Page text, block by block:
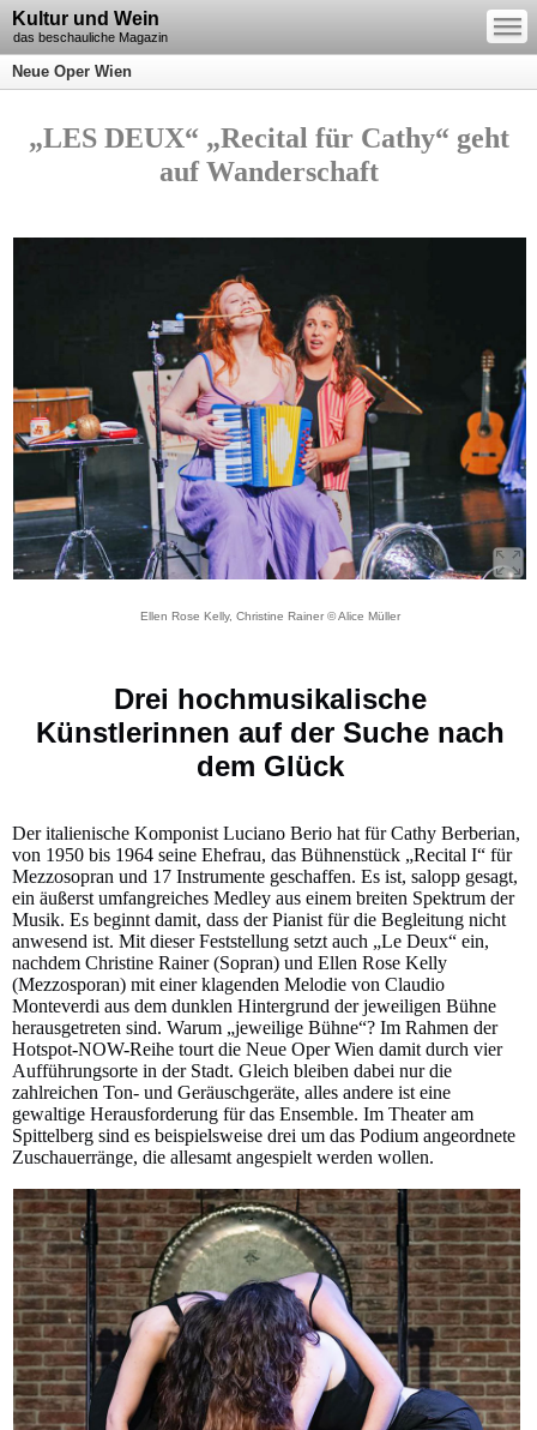
Kultur und Wein
das beschauliche Magazin
—
—
—
Neue Oper Wien
„LES DEUX“ „Recital für Cathy“ geht
auf Wanderschaft
Ellen Rose Kelly, Christine Rainer © Alice Müller
Drei hochmusikalische
Künstlerinnen auf der Suche nach
dem Glück
Der italienische Komponist Luciano Berio hat für Cathy Berberian,
von 1950 bis 1964 seine Ehefrau, das Bühnenstück „Recital I“ für
Mezzosopran und 17 Instrumente geschaffen. Es ist, salopp gesagt,
ein äußerst umfangreiches Medley aus einem breiten Spektrum der
Musik. Es beginnt damit, dass der Pianist für die Begleitung nicht
anwesend ist. Mit dieser Feststellung setzt auch „Le Deux“ ein,
nachdem Christine Rainer (Sopran) und Ellen Rose Kelly
(Mezzosporan) mit einer klagenden Melodie von Claudio
Monteverdi aus dem dunklen Hintergrund der jeweiligen Bühne
herausgetreten sind. Warum „jeweilige Bühne“? Im Rahmen der
Hotspot-NOW-Reihe tourt die Neue Oper Wien damit durch vier
Aufführungsorte in der Stadt. Gleich bleiben dabei nur die
zahlreichen Ton- und Geräuschgeräte, alles andere ist eine
gewaltige Herausforderung für das Ensemble. Im Theater am
Spittelberg sind es beispielsweise drei um das Podium angeordnete
Zuschauerränge, die allesamt angespielt werden wollen.